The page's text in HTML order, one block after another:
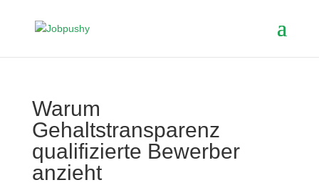
Warum
Gehaltstransparenz
qualifizierte Bewerber
anzieht